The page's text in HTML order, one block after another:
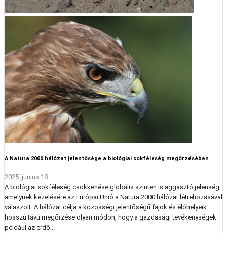
A Natura 2000 hálózat jelentősége a biológiai sokféleség megőrzésében
2025. június 18
A biológiai sokféleség csökkenése globális szinten is aggasztó jelenség,
amelynek kezelésére az Európai Unió a Natura 2000 hálózat létrehozásával
válaszolt. A hálózat célja a közösségi jelentőségű fajok és élőhelyeik
hosszú távú megőrzése olyan módon, hogy a gazdasági tevékenységek –
például az erdő...